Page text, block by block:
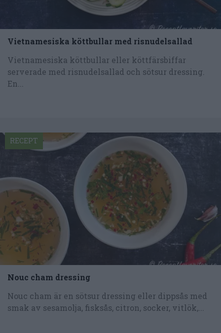
Vietnamesiska köttbullar med risnudelsallad
Vietnamesiska köttbullar eller köttfärsbiffar
serverade med risnudelsallad och sötsur dressing.
En...
Nouc cham dressing
Nouc cham är en sötsur dressing eller dippsås med
smak av sesamolja, fisksås, citron, socker, vitlök,...
RECEPT